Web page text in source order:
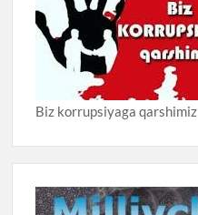
Biz korrupsiyaga qarshimiz